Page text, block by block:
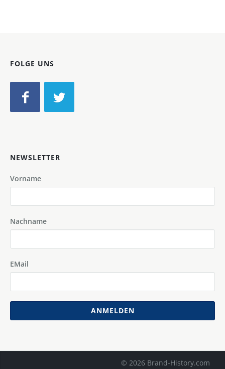
FOLGE UNS
NEWSLETTER
Vorname
Nachname
EMail
ANMELDEN
© 2026 Brand-History.com